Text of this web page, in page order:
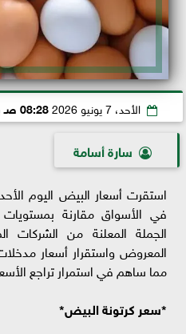
الأحد، 7 يونيو 2026 08:28 صـ
سارة أسامة
في الأسواق مقارنة بمستويات
الجملة المعلنة من
المعروض واستقرار أسعار
مما ساهم في استمرار تراجع
*سعر كرتونة البيض*